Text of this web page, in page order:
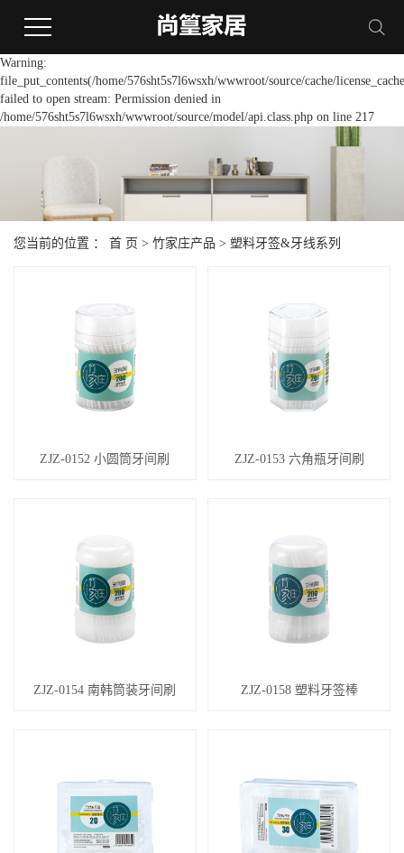
Warning:
file_put_contents(/home/576sht5s7l6wsxh/wwwroot/source/cache/
failed to open stream: Permission denied in
/home/576sht5s7l6wsxh/wwwroot/source/model/api.class.php on line 217
您当前的位置 ： 首 页 > 竹家庄产品 > 塑料牙签&牙线系列
ZJZ-0152 小圆筒牙间刷 ZJZ-0153 六角瓶牙间刷
ZJZ-0154 南韩筒装牙间刷 ZJZ-0158 塑料牙签棒